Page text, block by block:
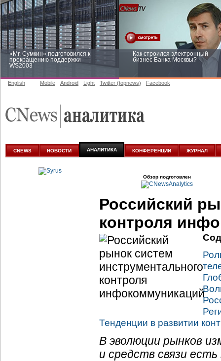
«Mr. Сумкин» подготовился к
прекращению поддержки
WS2003
Как строился электронный
бизнес Банка Москвы?
аналитике
English Mobile Android Light Twitter (topnews) Facebook
CNEWS НОВОСТИ АНАЛИТИКА КОНФЕРЕНЦИИ ЖУРНАЛ
Обзор подготовлен
Российский
контроля
Тенденции в развитии
В эволюции рынков
и средств связи